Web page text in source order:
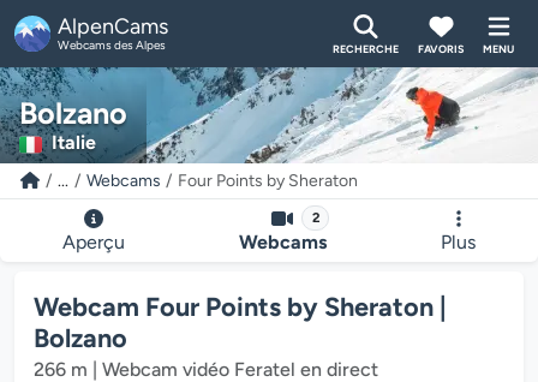
AlpenCams
Webcams des Alpes RECHERCHE FAVORIS MENU
Bolzano
Italie
... Webcams Four Points by Sheraton
Aperçu
2
Webcams Plus
Webcam Four Points by Sheraton |
Bolzano
266 m | Webcam vidéo Feratel en direct